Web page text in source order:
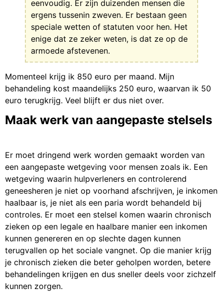
eenvoudig. Er zijn duizenden mensen die
ergens tussenin zweven. Er bestaan geen
speciale wetten of statuten voor hen. Het
enige dat ze zeker weten, is dat ze op de
armoede afstevenen.
Momenteel krijg ik 850 euro per maand. Mijn
behandeling kost maandelijks 250 euro, waarvan ik 50
euro terugkrijg. Veel blijft er dus niet over.
Maak werk van aangepaste stelsels
Er moet dringend werk worden gemaakt worden van
een aangepaste wetgeving voor mensen zoals ik. Een
wetgeving waarin hulpverleners en controlerend
geneesheren je niet op voorhand afschrijven, je inkomen
haalbaar is, je niet als een paria wordt behandeld bij
controles. Er moet een stelsel komen waarin chronisch
zieken op een legale en haalbare manier een inkomen
kunnen genereren en op slechte dagen kunnen
terugvallen op het sociale vangnet. Op die manier krijg
je chronisch zieken die beter geholpen worden, betere
behandelingen krijgen en dus sneller deels voor zichzelf
kunnen zorgen.